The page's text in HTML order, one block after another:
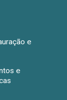
e
e